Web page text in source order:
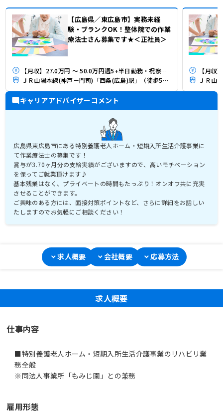
【広島県／東広島市】実務未経
験・ブランクOK！整体院での作業
療法士さん募集です★＜正社員＞
【月収】27.0万円 ～ 50.0万円週5+半日勤務・祝祭日 休み制
ＪＲ山陽本線(神戸－門司)「西条(広島)駅」（徒歩5分）
【月収
ＪＲ山
キャリアアドバイザーコメント
広島県東広島市にある特別養護老人ホーム・短期入所生活介護事業に
て作業療法士の募集です！
賞与が3.70ヶ月分の支給実績がございますので、高いモチベーション
を保ってご就業頂けます♪
基本残業はなく、プライベートの時間もたっぷり！オンオフ共に充実
させることができます。
ご興味のある方には、面接対策ポイントなど、さらに詳細をお話しい
たしますのでお気軽にご相談ください！
求人概要 会社概要 応募方法
求人概要
仕事内容
■特別養護老人ホーム・短期入所生活介護事業のリハビリ業
務全般
※同法人事業所「もみじ園」との兼務
雇用形態